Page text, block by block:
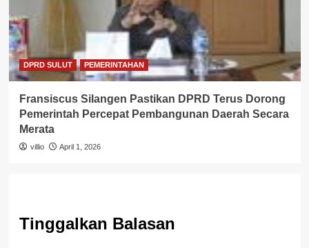
DPRD SULUT PEMERINTAHAN
Fransiscus Silangen Pastikan DPRD Terus Dorong
Pemerintah Percepat Pembangunan Daerah Secara
Merata
villio April 1, 2026
Tinggalkan Balasan